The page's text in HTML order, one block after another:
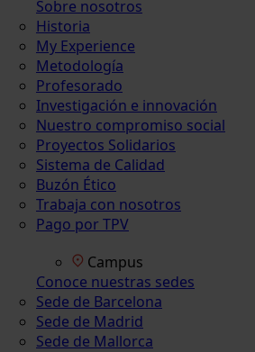
Sobre nosotros
Historia
My Experience
Metodología
Profesorado
Investigación e innovación
Nuestro compromiso social
Proyectos Solidarios
Sistema de Calidad
Buzón Ético
Trabaja con nosotros
Pago por TPV
Campus
Conoce nuestras sedes
Sede de Barcelona
Sede de Madrid
Sede de Mallorca